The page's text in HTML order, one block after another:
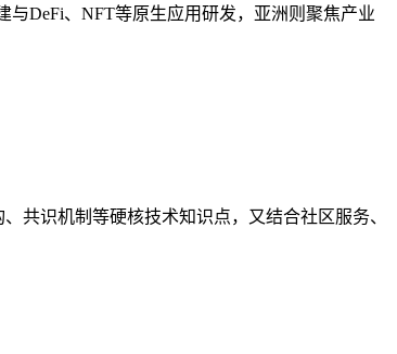
DeFi、NFT等原生应用研发，亚洲则聚焦产业
共识机制等硬核技术知识点，又结合社区服务、